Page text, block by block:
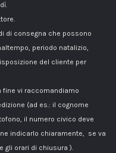
di consegna che possono
periodo natalizio,
del cliente per
fine vi raccomandiamo
(ad es.: il cognome
il numero civico deve
indicarlo chiaramente, se va
gli orari di chiusura ).